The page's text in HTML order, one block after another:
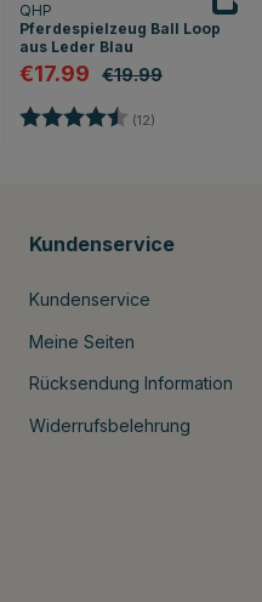
QHP
Pferdespielzeug Ball Loop
aus Leder Blau
€17.99 €19.99
Bewertung: (12)
Kundenservice
Kundenservice
Meine Seiten
Rücksendung Information
Widerrufsbelehrung